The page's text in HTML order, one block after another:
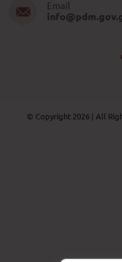
Email
© Copyright 2026 | All